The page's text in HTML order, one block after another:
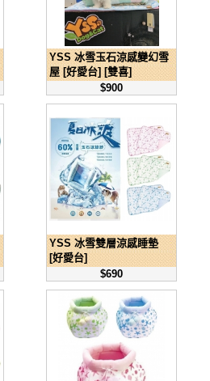
YSS 冰雪玉石涼感變幻雪
屋 [好愛台] [雙喜]
$900
YSS 冰雪雙層涼感睡墊
[好愛台]
$690